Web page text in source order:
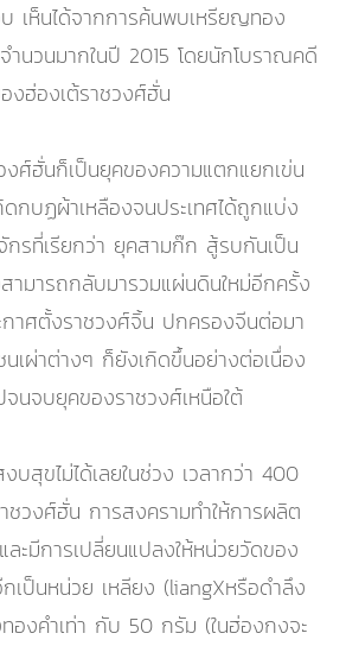
เห็นได้จากการค้นพบเหรียญทอง
นวนมากในปี 2015 โดยนักโบราณคดี
งฮ่องเต้ราชวงศ์ฮั่น
ศ์ฮั่นก็เป็นยุคของความแตกแยกเข่น
กบฏผ้าเหลืองจนประเทศได้ถูกแบ่ง
รที่เรียกว่า ยุคสามก๊ก สู้รบกันเป็น
ามารถกลับมารวมแผ่นดินใหม่อีกครั้ง
กาศตั้งราชวงศ์จิ้น ปกครองจีนต่อมา
เผ่าต่างๆ ก็ยังเกิดขึ้นอย่างต่อเนื่อง
จนจบยุคของราชวงศ์เหนือใต้
บสุขไม่ได้เลยในช่วง เวลากว่า 400
วงศ์ฮั่น การสงครามทำให้การผลิต
ะมีการเปลี่ยนแปลงให้หน่วยวัดของ
กเป็นหน่วย เหลียง (liangXหรือดำลึง
องคำเท่า กับ 50 กรัม (ในฮ่องกงจะ